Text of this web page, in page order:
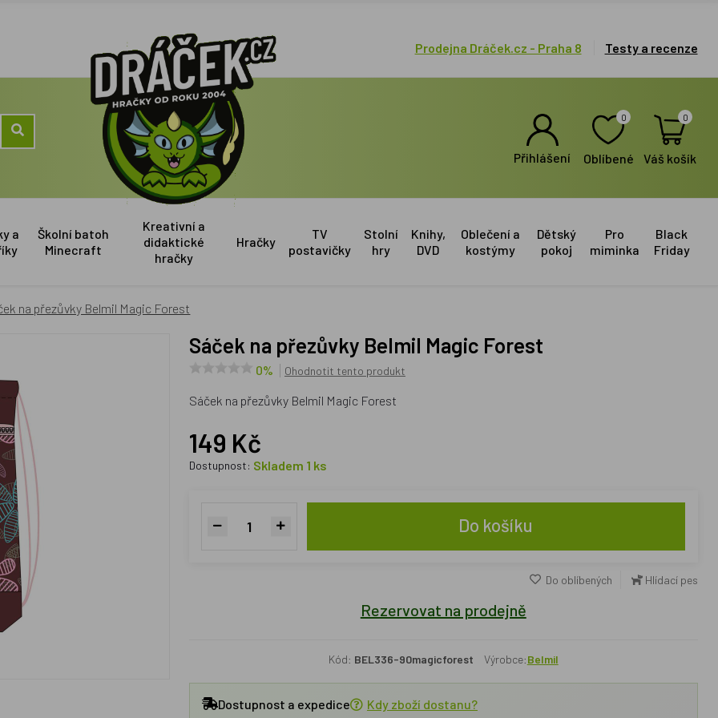
Prodejna Dráček.cz - Praha 8 Testy a recenze
Přihlášení
0
Oblíbené
0
Váš košík
a
Školní batoh
Minecraft
Kreativní a
didaktické
hračky
Hračky
TV
postavičky
Stolní
hry
Knihy,
DVD
Oblečení a
kostýmy
Dětský
pokoj
Pro
miminka
Black
Friday
na přezůvky Belmil Magic Forest
Sáček na přezůvky Belmil Magic Forest
0% Ohodnotit tento produkt
Sáček na přezůvky Belmil Magic Forest
149 Kč
Dostupnost: Skladem 1 ks
Do košíku
Do oblíbených Hlídací pes
Rezervovat na prodejně
Kód: BEL336-90magicforest Výrobce:Belmil
Dostupnost a expedice Kdy zboží dostanu?